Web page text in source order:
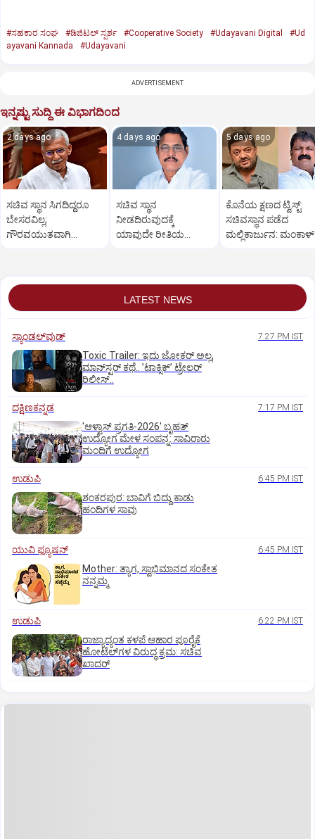
#ಸಹಕಾರ ಸಂಘ #ಡಿಜಿಟಲ್‌ ಸ್ಪರ್ಶ #Cooperative Society #Udayavani Digital
#Ud
ayavani Kannada
#Udayavani
ADVERTISEMENT
ಇನ್ನಷ್ಟು ಸುದ್ದಿ ಈ ವಿಭಾಗದಿಂದ
2 days ago
ಸಚಿವ ಸ್ಥಾನ ಸಿಗದಿದ್ದರೂ
ಬೇಸರವಿಲ್ಲ;
ಗೌರವಯುತವಾಗಿ
4 days ago
ಸಚಿವ ಸ್ಥಾನ
ನೀಡದಿರುವುದಕ್ಕೆ
ಯಾವುದೇ ರೀತಿಯ
5 days ago
ಕೊನೆಯ ಕ್ಷಣದ ಟ್ವಿಸ್ಟ್:
ಸಚಿವಸ್ಥಾನ ಪಡೆದ
ಮಲ್ಲಿಕಾರ್ಜುನ: ಮಂಕಾಳ್‌
LATEST NEWS
ಸ್ಯಾಂಡಲ್‌ವುಡ್‌ 7:27 PM IST
Toxic Trailer: ಇದು ಜೋಕರ್‌ ಅಲ್ಲ,
ಮಾನ್‌ಸ್ಟರ್‌ ಕಥೆ.. ʼಟಾಕ್ಸಿಕ್‌ʼ ಟ್ರೇಲರ್‌
ರಿಲೀಸ್..
ದಕ್ಷಿಣಕನ್ನಡ 7:17 PM IST
'ಆಳ್ವಾಸ್‌ ಪ್ರಗತಿ-2026' ಬೃಹತ್
ಉದ್ಯೋಗ ಮೇಳ ಸಂಪನ್ನ: ಸಾವಿರಾರು
ಮಂದಿಗೆ ಉದ್ಯೋಗ
ಉಡುಪಿ 6:45 PM IST
ಶಂಕರಪುರ: ಬಾವಿಗೆ ಬಿದ್ದು ಕಾಡು
ಹಂದಿಗಳ ಸಾವು
ಯುವಿ ಫ್ಯೂಷನ್ 6:45 PM IST
Mother: ತ್ಯಾಗ, ಸ್ವಾಭಿಮಾನದ ಸಂಕೇತ
ನನ್ನಮ್ಮ
ಉಡುಪಿ 6:22 PM IST
ರಾಜ್ಯಾದ್ಯಂತ ಕಳಪೆ ಆಹಾರ ಪೂರೈಕೆ
ಹೋಟೆಲ್‌ಗಳ ವಿರುದ್ಧ ಕ್ರಮ: ಸಚಿವ
ಖಾದರ್